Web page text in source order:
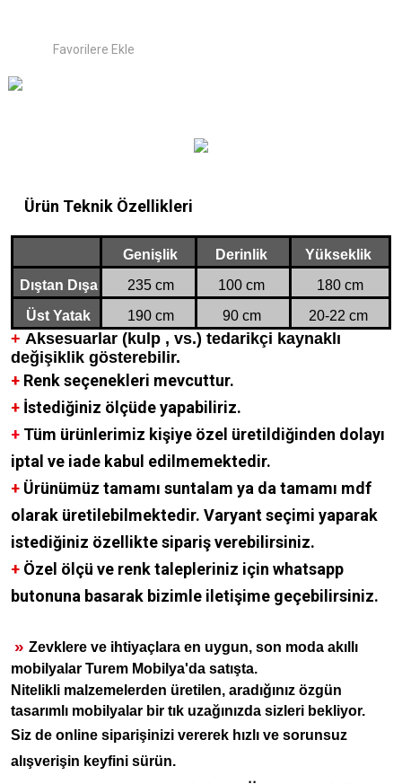
Ürün Teknik Özellikleri
Genişlik Derinlik
Yükseklik
Dıştan Dışa
235 cm 100 cm
180 cm
Üst Yatak
190 cm 90 cm 20-22 cm
+ Aksesuarlar (kulp , vs.) tedarikçi kaynaklı
değişiklik gösterebilir.
+ Renk seçenekleri mevcuttur.
+ İstediğiniz ölçüde yapabiliriz.
+ Tüm ürünlerimiz kişiye özel üretildiğinden dolayı
iptal ve iade kabul edilmemektedir.
+ Ürünümüz tamamı suntalam ya da tamamı mdf
olarak üretilebilmektedir. Varyant seçimi yaparak
istediğiniz özellikte sipariş verebilirsiniz.
+ Özel ölçü ve renk talepleriniz için whatsapp
butonuna basarak bizimle iletişime geçebilirsiniz.
» Zevklere ve ihtiyaçlara en uygun, son moda akıllı
mobilyalar Turem Mobilya'da satışta.
Nitelikli malzemelerden üretilen, aradığınız özgün
tasarımlı mobilyalar bir tık uzağınızda sizleri bekliyor.
Siz de online siparişinizi vererek hızlı ve sorunsuz
alışverişin keyfini sürün.